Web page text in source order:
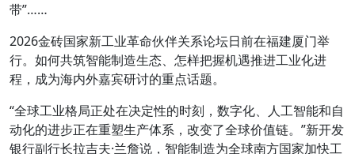
带”……
2026金砖国家新工业革命伙伴关系论坛日前在福建厦门举
行。如何共筑智能制造生态、怎样把握机遇推进工业化进
程，成为海内外嘉宾研讨的重点话题。
“全球工业格局正处在决定性的时刻，数字化、人工智能和自
动化的进步正在重塑生产体系，改变了全球价值链。”新开发
银行副行长拉吉夫·兰詹说，智能制造为全球南方国家加快工